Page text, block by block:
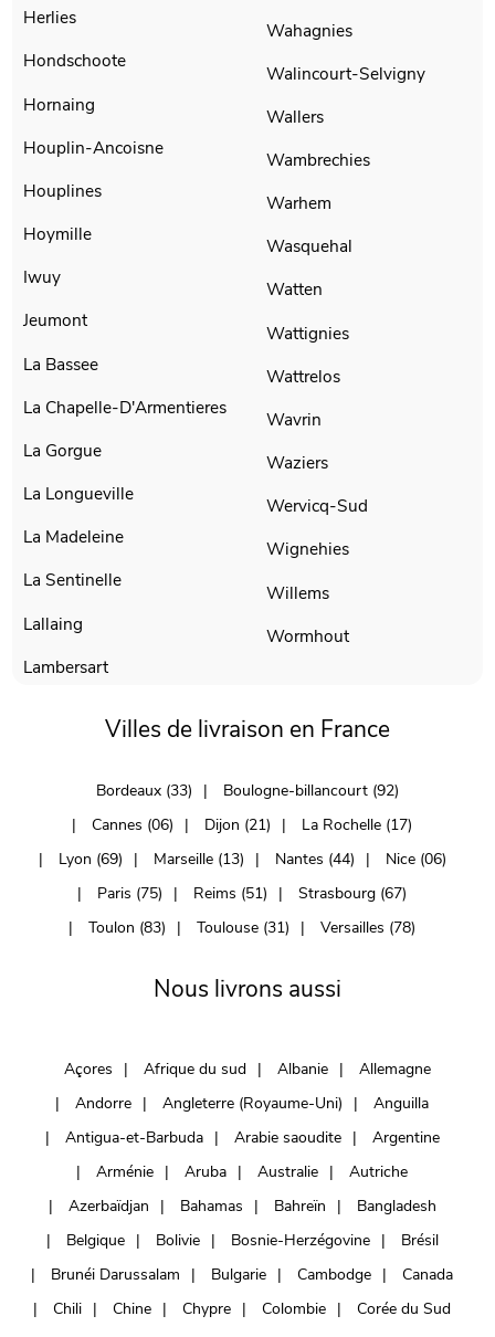
Herlies
Hondschoote
Hornaing
Houplin-Ancoisne
Houplines
Hoymille
Iwuy
Jeumont
La Bassee
La Chapelle-D'Armentieres
La Gorgue
La Longueville
La Madeleine
La Sentinelle
Lallaing
Lambersart
Wahagnies
Walincourt-Selvigny
Wallers
Wambrechies
Warhem
Wasquehal
Watten
Wattignies
Wattrelos
Wavrin
Waziers
Wervicq-Sud
Wignehies
Willems
Wormhout
Villes de livraison en France
Bordeaux (33)
Boulogne-billancourt (92)
Cannes (06)
Dijon (21)
La Rochelle (17)
Lyon (69)
Marseille (13) Nantes (44)
Nice (06)
Paris (75)
Reims (51)
Strasbourg (67)
Toulon (83)
Toulouse (31) Versailles (78)
Nous livrons aussi
Açores Afrique du sud Albanie
Allemagne
Andorre
Angleterre (Royaume-Uni)
Anguilla
Antigua-et-Barbuda
Arabie saoudite
Argentine
Arménie
Aruba Australie
Autriche
Azerbaïdjan
Bahamas Bahreïn
Bangladesh
Belgique
Bolivie Bosnie-Herzégovine
Brésil
Brunéi Darussalam
Bulgarie Cambodge
Canada
Chili
Chine Chypre Colombie
Corée du Sud